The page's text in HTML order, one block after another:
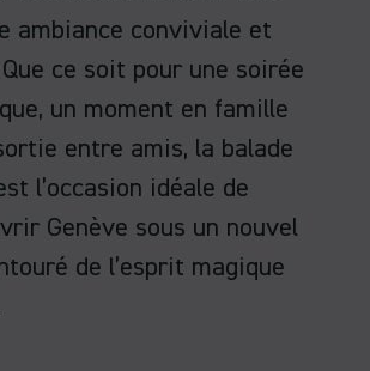
ambiance conviviale et
ce soit pour une soirée
un moment en famille
entre amis, la balade
l’occasion idéale de
Genève sous un nouvel
de l’esprit magique